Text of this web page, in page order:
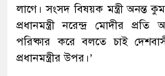
লাগে। সংসদ বিষয়ক মন্ত্রী অনন্ত
প্রধানমন্ত্রী নরেন্দ্র মোদীর
পরিষ্কার করে বলতে চাই
প্রধানমন্ত্রীর উপর।’